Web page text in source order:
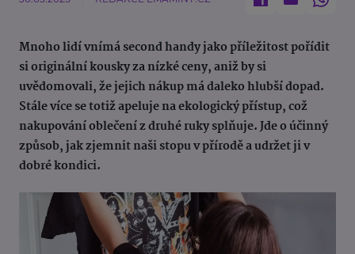
Mnoho lidí vnímá second handy jako příležitost pořídit
si originální kousky za nízké ceny, aniž by si
uvědomovali, že jejich nákup má daleko hlubší dopad.
Stále více se totiž apeluje na ekologický přístup, což
nakupování oblečení z druhé ruky splňuje. Jde o účinný
způsob, jak zjemnit naši stopu v přírodě a udržet ji v
dobré kondici.